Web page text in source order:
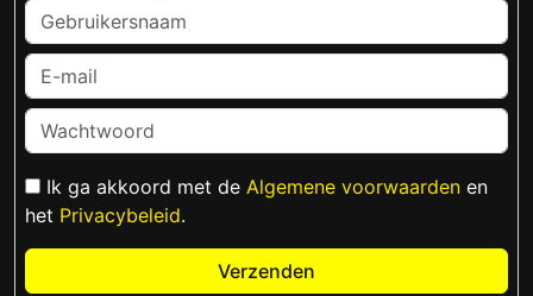
Ik ga akkoord met de Algemene voorwaarden en
het Privacybeleid.
Verzenden